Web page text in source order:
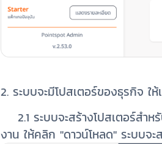
2. ระบบจะมีโปสเตอร์ของธุรกิจ ใ
2.1 ระบบจะสร้างโปสเตอร์สำห
งาน ให้คลิก "ดาวน์โหลด" ระบบจ